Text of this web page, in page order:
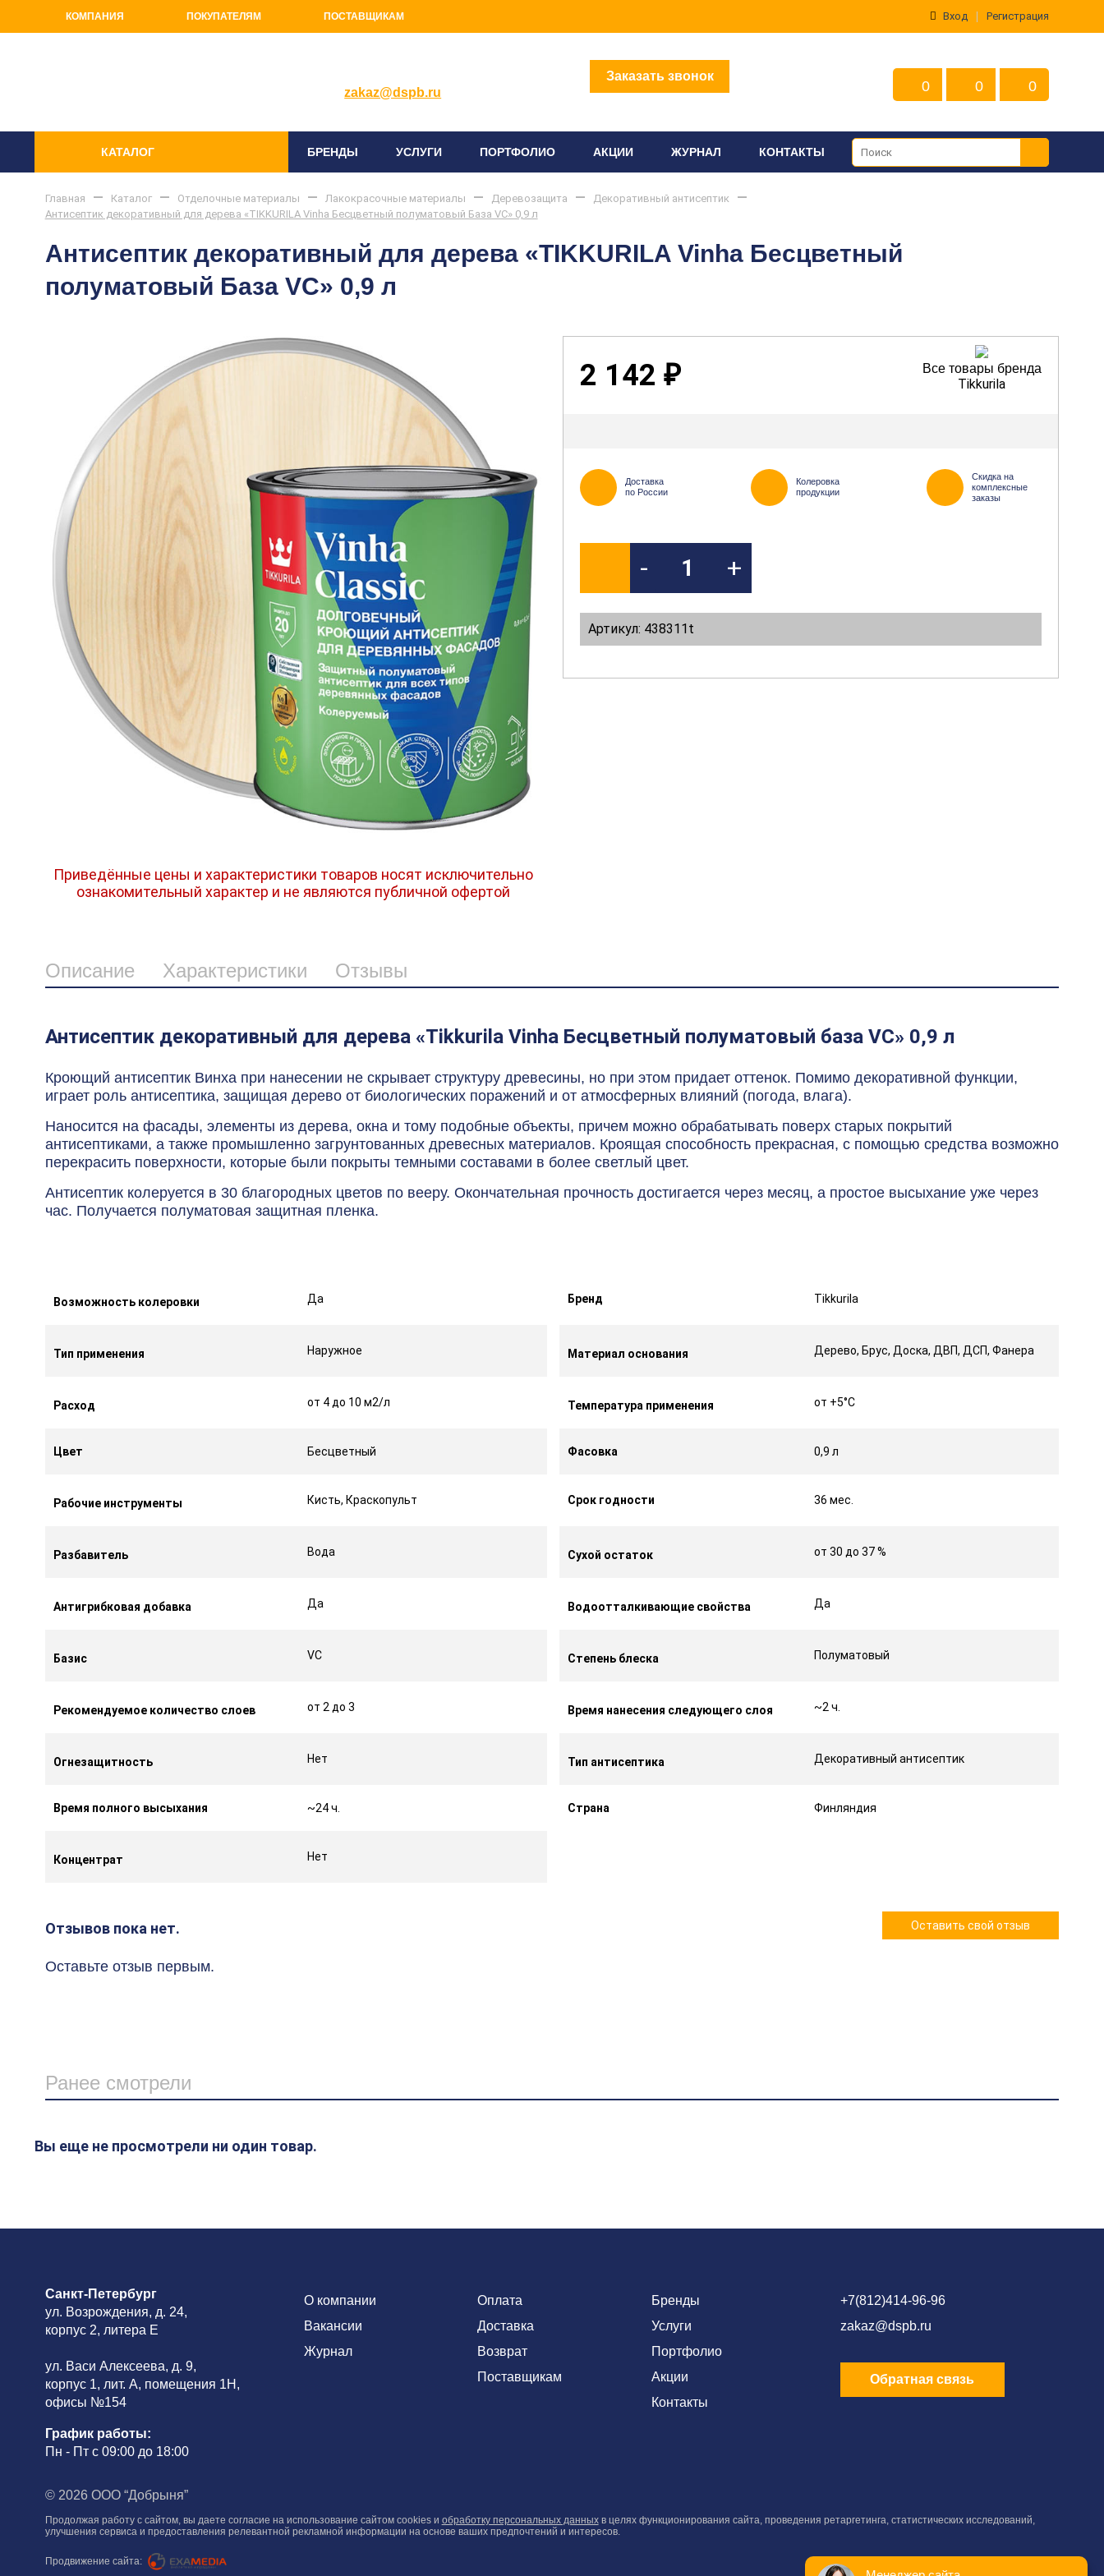
КОМПАНИЯ ПОКУПАТЕЛЯМ ПОСТАВЩИКАМ Вход Регистрация
zakaz@dspb.ru
Заказать звонок
0 0 0
КАТАЛОГ БРЕНДЫ УСЛУГИ ПОРТФОЛИО АКЦИИ ЖУРНАЛ КОНТАКТЫ
Главная Каталог Отделочные материалы Лакокрасочные материалы Деревозащита
Декоративный антисептик
Антисептик декоративный для дерева «TIKKURILA Vinha Бесцветный полуматовый База VC» 0,9 л
Антисептик декоративный для дерева «TIKKURILA Vinha Бесцветный
полуматовый База VC» 0,9 л
Приведённые цены и характеристики товаров носят исключительно
ознакомительный характер и не являются публичной офертой
2 142 ₽ Все товары бренда
Tikkurila
Доставка
по России
Колеровка
продукции
Скидка на
комплексные
заказы
- +
Артикул: 438311t
Описание Характеристики Отзывы
Антисептик декоративный для дерева «Tikkurila Vinha Бесцветный полуматовый база VC» 0,9 л
Кроющий антисептик Винха при нанесении не скрывает структуру древесины, но при этом придает оттенок. Помимо декоративной функции,
играет роль антисептика, защищая дерево от биологических поражений и от атмосферных влияний (погода, влага).
Наносится на фасады, элементы из дерева, окна и тому подобные объекты, причем можно обрабатывать поверх старых покрытий
антисептиками, а также промышленно загрунтованных древесных материалов. Кроящая способность прекрасная, с помощью средства возможно
перекрасить поверхности, которые были покрыты темными составами в более светлый цвет.
Антисептик колеруется в 30 благородных цветов по вееру. Окончательная прочность достигается через месяц, а простое высыхание уже через
час. Получается полуматовая защитная пленка.
Возможность колеровки Да Бренд Tikkurila
Тип применения Наружное Материал основания Дерево, Брус, Доска, ДВП, ДСП, Фанера
Расход от 4 до 10 м2/л Температура применения от +5°С
Цвет Бесцветный Фасовка 0,9 л
Рабочие инструменты Кисть, Краскопульт Срок годности 36 мес.
Разбавитель Вода Сухой остаток от 30 до 37 %
Антигрибковая добавка Да Водоотталкивающие свойства Да
Базис VC Степень блеска Полуматовый
Рекомендуемое количество слоев от 2 до 3 Время нанесения следующего слоя ~2 ч.
Огнезащитность Нет Тип антисептика Декоративный антисептик
Время полного высыхания ~24 ч. Страна Финляндия
Концентрат Нет
Оставить свой отзыв
Отзывов пока нет.
Оставьте отзыв первым.
Ранее смотрели
Вы еще не просмотрели ни один товар.
Санкт-Петербург
ул. Возрождения, д. 24,
корпус 2, литера Е
ул. Васи Алексеева, д. 9,
корпус 1, лит. А, помещения 1H,
офисы №154
График работы:
Пн - Пт с 09:00 до 18:00
О компании
Вакансии
Журнал
Оплата
Доставка
Возврат
Поставщикам
Бренды
Услуги
Портфолио
Акции
Контакты
+7(812)414-96-96
zakaz@dspb.ru
Обратная связь
© 2026 ООО “Добрыня”
Продолжая работу с сайтом, вы даете согласие на использование сайтом cookies и обработку персональных данныхв целях функционирования сайта, проведения ретаргетинга, статистических исследований,
улучшения сервиса и предоставления релевантной рекламной информации на основе ваших предпочтений и интересов.
Продвижение сайта: